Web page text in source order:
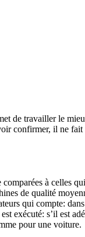
de travailler le
confirmer, il ne
à celles
de qualité
qui compte:
exécuté: s’il est
pour une voiture.